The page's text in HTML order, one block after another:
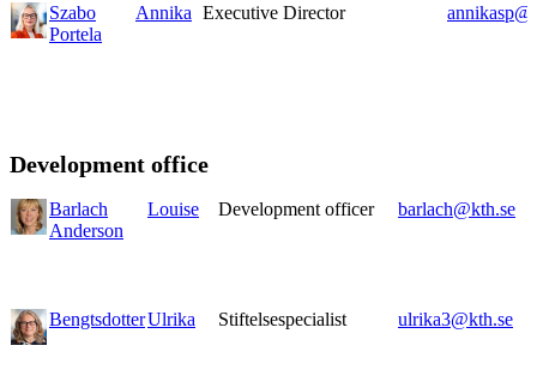
Szabo
Portela
Annika Executive Director
Development office
Barlach
Anderson
Louise Development officer barlach@kth.se
BengtsdotterUlrika Stiftelsespecialist ulrika3@kth.se